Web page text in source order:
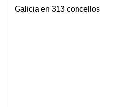
Galicia en 313 concellos